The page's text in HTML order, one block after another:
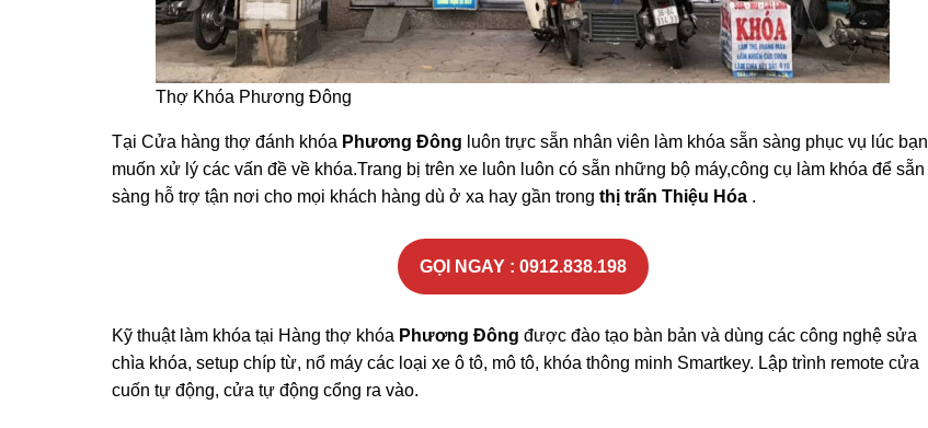
Thợ Khóa Phương Đông
Tại Cửa hàng thợ đánh khóa Phương Đông luôn trực sẵn nhân viên làm khóa sẵn sàng phục vụ lúc bạn
muốn xử lý các vấn đề về khóa.Trang bị trên xe luôn luôn có sẵn những bộ máy,công cụ làm khóa để sẵn
sàng hỗ trợ tận nơi cho mọi khách hàng dù ở xa hay gần trong thị trấn Thiệu Hóa .
GỌI NGAY : 0912.838.198
Kỹ thuật làm khóa tại Hàng thợ khóa Phương Đông được đào tạo bàn bản và dùng các công nghệ sửa
chìa khóa, setup chíp từ, nổ máy các loại xe ô tô, mô tô, khóa thông minh Smartkey. Lập trình remote cửa
cuốn tự động, cửa tự động cổng ra vào.